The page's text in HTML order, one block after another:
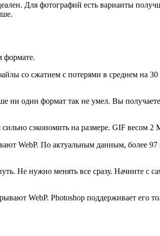
Для фотографий есть варианты
формате.
со сжатием с потерями в среднем на
один формат так не умел. Вы
сэкономить на размере. GIF весом 2
WebP. По актуальным данным, более 97
Не нужно менять все сразу. Начните с
WebP. Photoshop поддерживает его